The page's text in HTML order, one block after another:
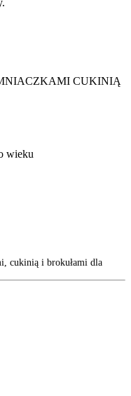
CUKINIĄ
wieku
cukinią i brokułami dla